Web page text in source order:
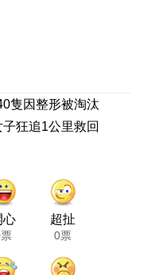
隻因整形被淘汰
狂追1公里救回
心 超扯
0票